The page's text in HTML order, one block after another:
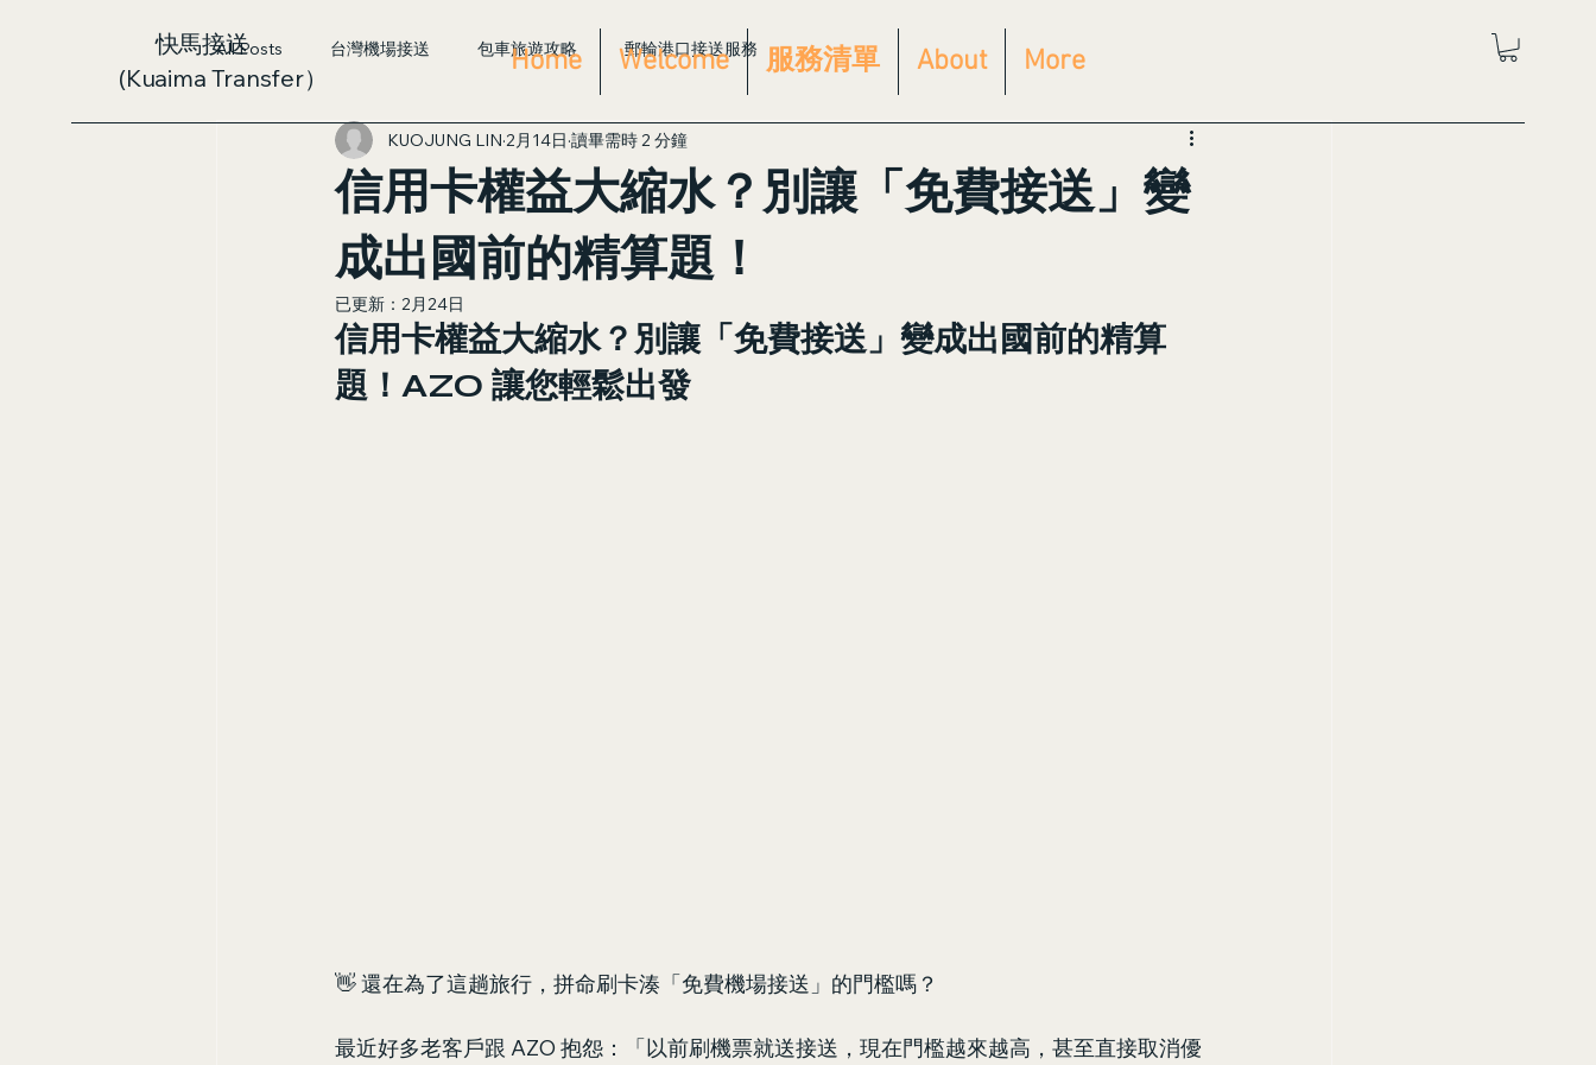
快馬接送
(Kuaima Transfer）
Home Welcome 服務清單 About More
All Posts 台灣機場接送 包車旅遊攻略 郵輪港口接送服務
信用卡權益大縮水？別讓「免費接送」變
成出國前的精算題！
KUOJUNG LIN 2月14日 讀畢需時 2 分鐘
已更新： 2月24日
信用卡權益大縮水？別讓「免費接送」變成出國前的精算
題！AZO 讓您輕鬆出發
👋 還在為了這趟旅行，拼命刷卡湊「免費機場接送」的門檻嗎？
最近好多老客戶跟 AZO 抱怨：「以前刷機票就送接送，現在門檻越來越高，甚至直接取消優